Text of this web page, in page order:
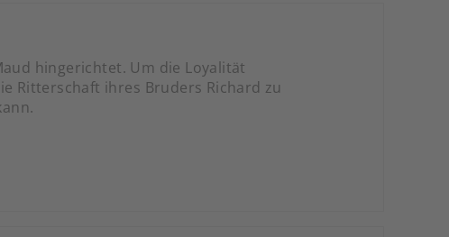
hingerichtet. Um die Loyalität
Ritterschaft ihres Bruders Richard zu